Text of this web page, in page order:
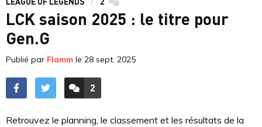
LCK saison 2025 : le titre pour
Gen.G
Publié par Flamm le 28 sept. 2025
ACCÉDER AUX
2
COMMENTAIRES
Retrouvez le planning, le classement et les résultats de la